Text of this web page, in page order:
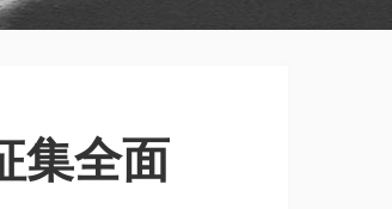
集全面